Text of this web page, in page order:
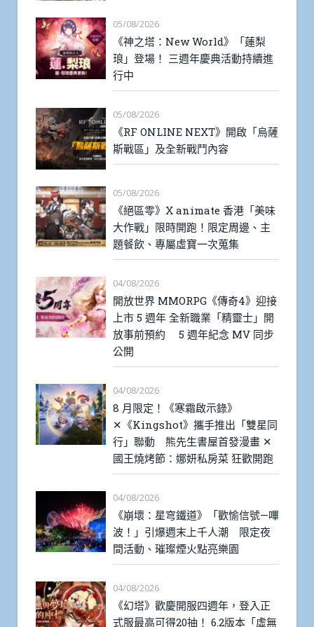
05/08/2026
《神之塔：New World》「蓮梨
琅」登場！ 三週年慶典活動持續進
行中
05/08/2026
《RF ONLINE NEXT》開啟「烏薩
斯戰區」及全新戰鬥內容
05/08/2026
《絕區零》X animate 香港「美味
大作戰」限時開跑！限定周邊、主
題餐飲、專屬虛寶一次蒐集
04/08/2026
開放世界 MMORPG《傳奇4》迎接
上市 5 週年 全新職業「精靈士」開
放事前預約 5 週年紀念 MV 同步
公開
04/08/2026
8 月限定！《寒霜啟示錄》
✕《Kingshot》攜手推出「雙星同
行」聯動 熊先生書屋首發漫畫 ✕
國王燒烤節：娜妍私房菜 狂歡開跑
04/08/2026
《崩壞：星穹鐵道》「歡愉信號—嗶
波！」引爆週末上千人潮 限定夜
間活動、璀璨煙火點亮樂園
04/08/2026
《幻塔》歡慶開服四週年，登入正
式服最高可得20抽！ 6.2版本「虛無